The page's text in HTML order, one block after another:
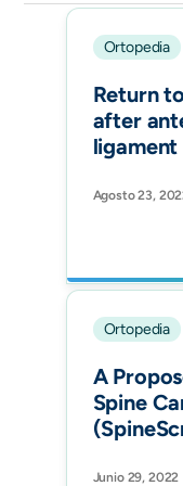
Ortopedia
Return
after
ISAKOS.
Agosto 23,
Ortopedia
A
Spine
An
Junio 29, 2022